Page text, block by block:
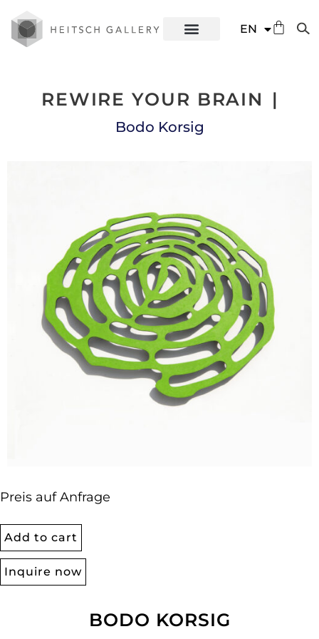
EN
ES
REWIRE YOUR BRAIN |
Bodo Korsig
Preis auf Anfrage
Add to cart
Inquire now
BODO KORSIG